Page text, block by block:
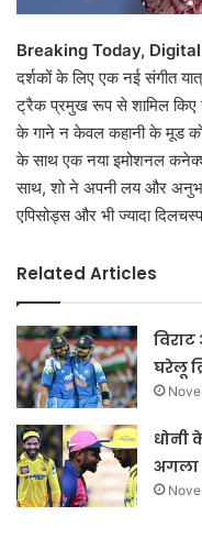
Breaking Today,
दर्शकों के लिए एक नई संगीत
ट्रैक प्रमुख रूप से शामिल किए
के गाने न केवल कहानी के मूड
के साथ एक नया इमोशनल
साथ, शो ने अपनी लय और
एपिसोड्स और भी ज्यादा
Related Articles
घरेलू
धोनी
अगला